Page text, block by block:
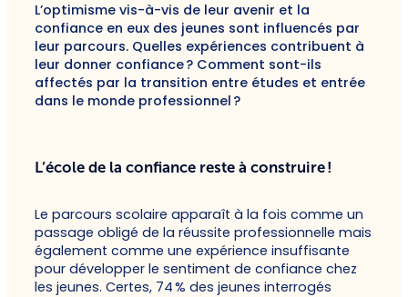
L’optimisme vis-à-vis de leur avenir et la
confiance en eux des jeunes sont influencés par
leur parcours. Quelles expériences contribuent à
leur donner confiance ? Comment sont-ils
affectés par la transition entre études et entrée
dans le monde professionnel ?
L’école de la confiance reste à construire !
Le parcours scolaire apparaît à la fois comme un
passage obligé de la réussite professionnelle mais
également comme une expérience insuffisante
pour développer le sentiment de confiance chez
les jeunes. Certes, 74 % des jeunes interrogés